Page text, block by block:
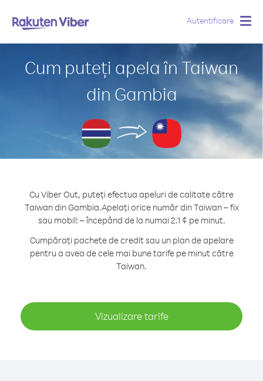
Autentificare
Cum puteți apela în Taiwan
din Gambia
Cu Viber Out, puteți efectua apeluri de calitate către
Taiwan din Gambia.Apelați orice număr din Taiwan – fix
sau mobil! – începând de la numai 2.1 ¢ pe minut.
Cumpărați pachete de credit sau un plan de apelare
pentru a avea de cele mai bune tarife pe minut către
Taiwan.
Vizualizare tarife